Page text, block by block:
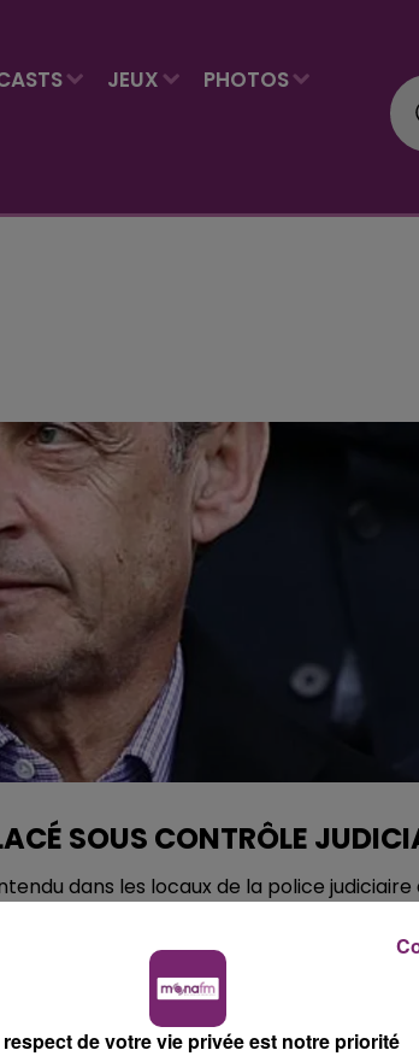
JEUX PHOTOS
SOUS CONTRÔLE
dans les locaux de la police judiciaire
financements libyens de la
avril 2013. Il aura fallu attendre cinq
Un précédent concernant la campagne
massivement relayé par les médias il y a
respect de votre vie privée est notre priorité